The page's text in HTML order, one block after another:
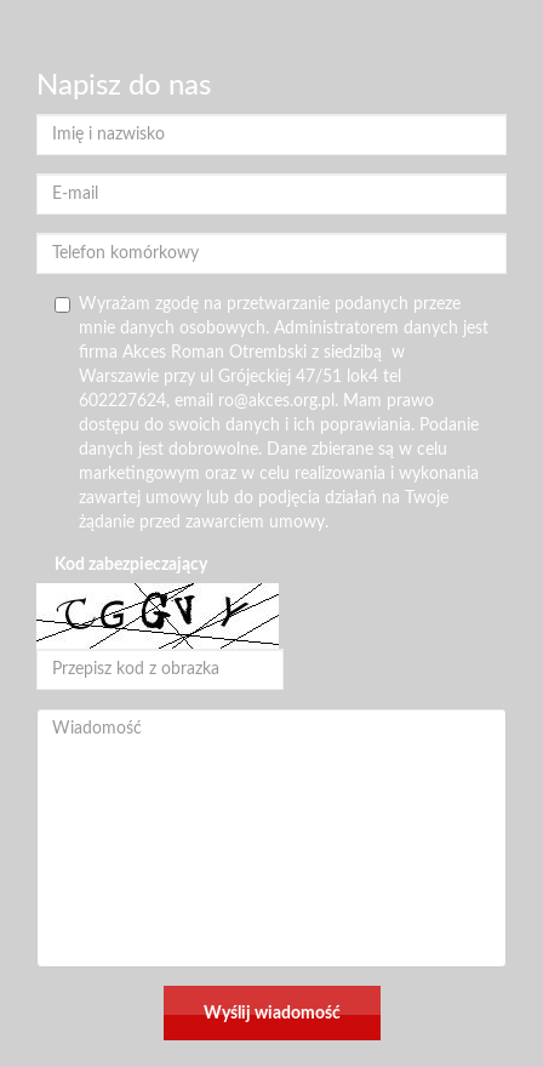
Napisz do nas
Wyrażam zgodę na przetwarzanie podanych przeze
mnie danych osobowych. Administratorem danych jest
firma Akces Roman Otrembski z siedzibą w
Warszawie przy ul Grójeckiej 47/51 lok4 tel
602227624, email ro@akces.org.pl. Mam prawo
dostępu do swoich danych i ich poprawiania. Podanie
danych jest dobrowolne. Dane zbierane są w celu
marketingowym oraz w celu realizowania i wykonania
zawartej umowy lub do podjęcia działań na Twoje
żądanie przed zawarciem umowy.
Kod zabezpieczający